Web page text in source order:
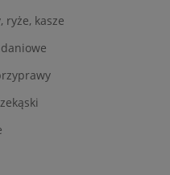
ryże, kasze